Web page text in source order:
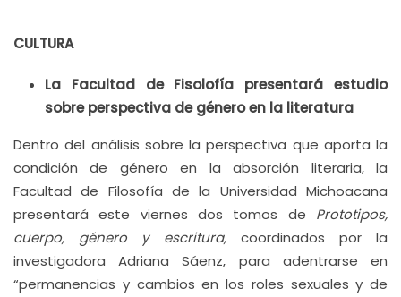
CULTURA
La Facultad de Fisolofía presentará estudio
sobre perspectiva de género en la literatura
Dentro del análisis sobre la perspectiva que aporta la
condición de género en la absorción literaria, la
Facultad de Filosofía de la Universidad Michoacana
presentará este viernes dos tomos de Prototipos,
cuerpo, género y escritura, coordinados por la
investigadora Adriana Sáenz, para adentrarse en
“permanencias y cambios en los roles sexuales y de